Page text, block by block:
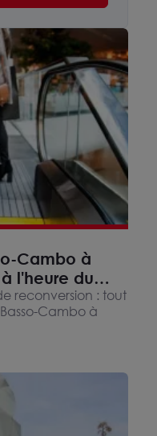
Cambo à
l'heure du
reconversion : tout
Cambo à